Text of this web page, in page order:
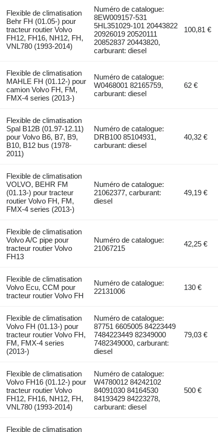
Flexible de climatisation
Behr FH (01.05-) pour
tracteur routier Volvo
FH12, FH16, NH12, FH,
VNL780 (1993-2014)
Numéro de catalogue:
8EW009157-531
5HL351029-101 20443822
20926019 20520111
20852837 20443820,
carburant: diesel
100,81 €
Flexible de climatisation
MAHLE FH (01.12-) pour
camion Volvo FH, FM,
FMX-4 series (2013-)
Numéro de catalogue:
W0468001 82165759,
carburant: diesel
62 €
Flexible de climatisation
Spal B12B (01.97-12.11)
pour Volvo B6, B7, B9,
B10, B12 bus (1978-
2011)
Numéro de catalogue:
DRB100 85104931,
carburant: diesel
40,32 €
Flexible de climatisation
VOLVO, BEHR FM
(01.13-) pour tracteur
routier Volvo FH, FM,
FMX-4 series (2013-)
Numéro de catalogue:
21062377, carburant:
diesel
49,19 €
Flexible de climatisation
Volvo A/C pipe pour
tracteur routier Volvo
FH13
Numéro de catalogue:
21067215
42,25 €
Flexible de climatisation
Volvo Ecu, CCM pour
tracteur routier Volvo FH
Numéro de catalogue:
22131006
130 €
Flexible de climatisation
Volvo FH (01.13-) pour
tracteur routier Volvo FH,
FM, FMX-4 series
(2013-)
Numéro de catalogue:
87751 6605005 84223449
7484223449 82349000
7482349000, carburant:
diesel
79,03 €
Flexible de climatisation
Volvo FH16 (01.12-) pour
tracteur routier Volvo
FH12, FH16, NH12, FH,
VNL780 (1993-2014)
Numéro de catalogue:
W4780012 84242102
84091030 84164530
84193429 84223278,
carburant: diesel
500 €
Flexible de climatisation